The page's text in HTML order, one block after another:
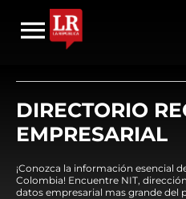
DIRECTORIO
EMPRESARIAL
¡Conozca la información esencial
Colombia! Encuentre NIT,
datos empresarial mas grande del